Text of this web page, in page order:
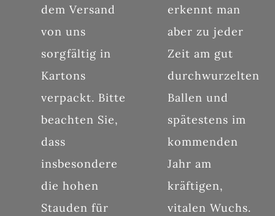
dem Versand
von uns
sorgfältig in
Kartons
verpackt. Bitte
beachten Sie,
dass
insbesondere
die hohen
Stauden für
erkennt man
aber zu jeder
Zeit am gut
durchwurzelten
Ballen und
spätestens im
kommenden
Jahr am
kräftigen,
vitalen Wuchs.